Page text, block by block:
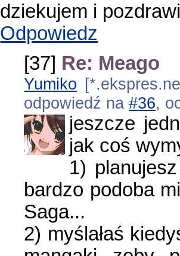
dziekujem i
Odpowiedz
[37] Re: Meago
Yumiko
odpowiedź na#36,
jeszcze
jak coś
1)
bardzo podoba
Saga...
2) myślałaś